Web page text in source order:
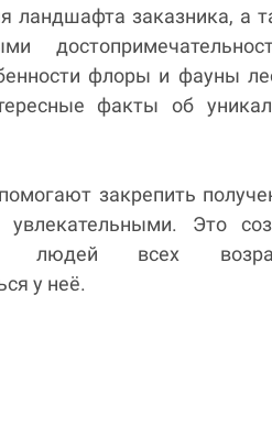
ландшафта заказника, а
флоры и фауны
факты об
закрепить
Это
людей всех
у неё.